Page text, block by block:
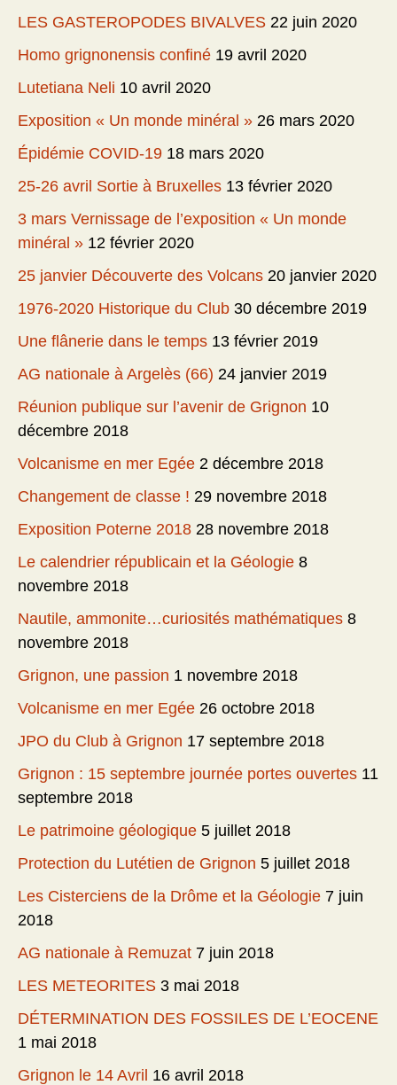
LES GASTEROPODES BIVALVES 22 juin 2020
Homo grignonensis confiné 19 avril 2020
Lutetiana Neli 10 avril 2020
Exposition « Un monde minéral » 26 mars 2020
Épidémie COVID-19 18 mars 2020
25-26 avril Sortie à Bruxelles 13 février 2020
3 mars Vernissage de l’exposition « Un monde
minéral » 12 février 2020
25 janvier Découverte des Volcans 20 janvier 2020
1976-2020 Historique du Club 30 décembre 2019
Une flânerie dans le temps 13 février 2019
AG nationale à Argelès (66) 24 janvier 2019
Réunion publique sur l’avenir de Grignon 10
décembre 2018
Volcanisme en mer Egée 2 décembre 2018
Changement de classe ! 29 novembre 2018
Exposition Poterne 2018 28 novembre 2018
Le calendrier républicain et la Géologie 8
novembre 2018
Nautile, ammonite…curiosités mathématiques 8
novembre 2018
Grignon, une passion 1 novembre 2018
Volcanisme en mer Egée 26 octobre 2018
JPO du Club à Grignon 17 septembre 2018
Grignon : 15 septembre journée portes ouvertes 11
septembre 2018
Le patrimoine géologique 5 juillet 2018
Protection du Lutétien de Grignon 5 juillet 2018
Les Cisterciens de la Drôme et la Géologie 7 juin
2018
AG nationale à Remuzat 7 juin 2018
LES METEORITES 3 mai 2018
DÉTERMINATION DES FOSSILES DE L’EOCENE
1 mai 2018
Grignon le 14 Avril 16 avril 2018